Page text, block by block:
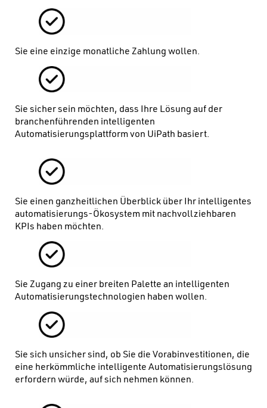
Sie eine einzige monatliche Zahlung wollen.
Sie sicher sein möchten, dass Ihre Lösung auf der
branchenführenden intelligenten
Automatisierungsplattform von UiPath basiert.
Sie einen ganzheitlichen Überblick über Ihr intelligentes
automatisierungs-Ökosystem mit nachvollziehbaren
KPIs haben möchten.
Sie Zugang zu einer breiten Palette an intelligenten
Automatisierungstechnologien haben wollen.
Sie sich unsicher sind, ob Sie die Vorabinvestitionen, die
eine herkömmliche intelligente Automatisierungslösung
erfordern würde, auf sich nehmen können.